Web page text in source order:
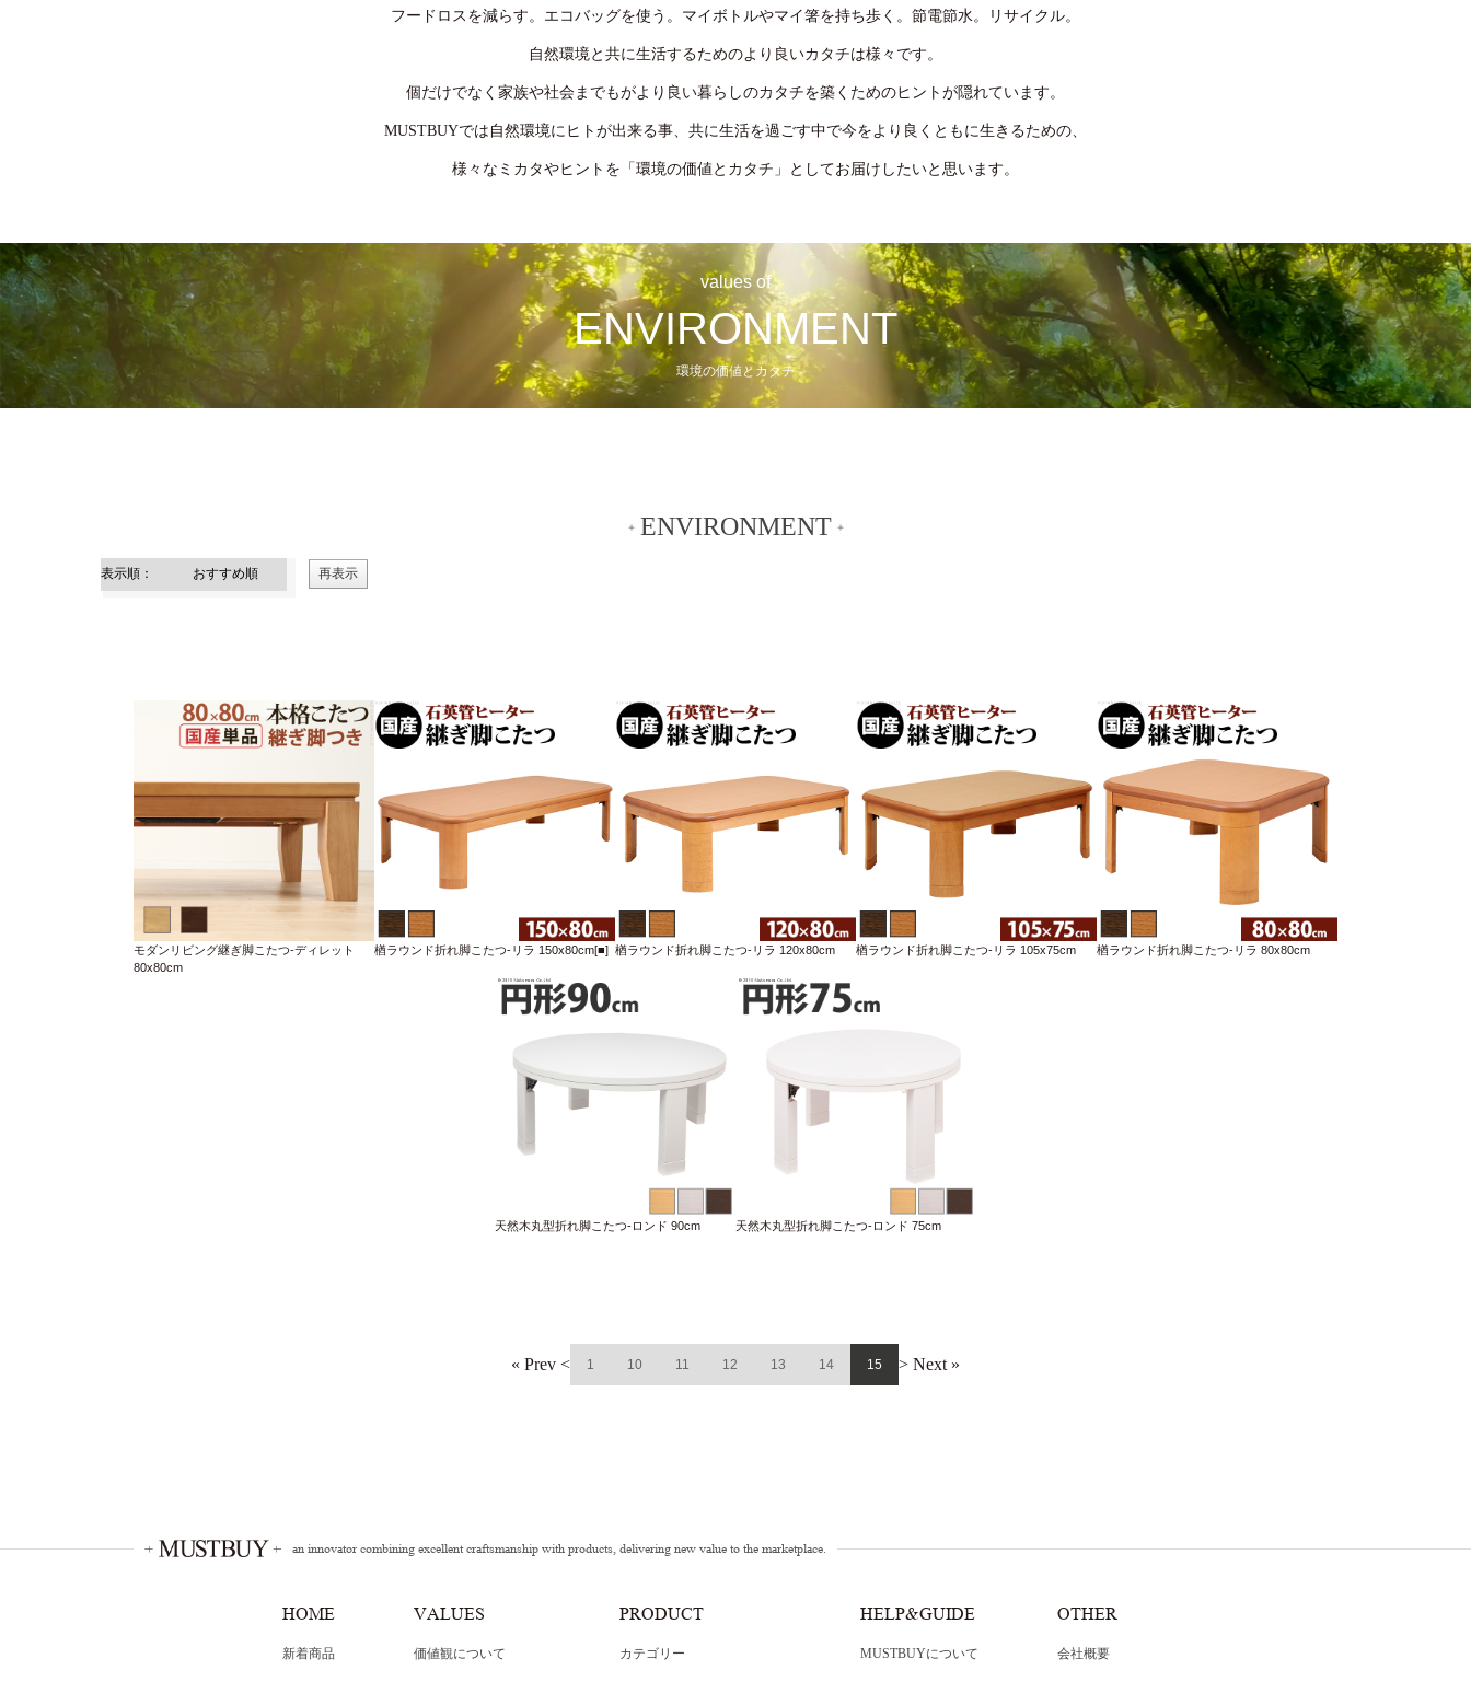
フードロスを減らす。エコバッグを使う。マイボトルやマイ箸を持ち歩く。節電節水。リサイクル。
自然環境と共に生活するためのより良いカタチは様々です。
個だけでなく家族や社会までもがより良い暮らしのカタチを築くためのヒントが隠れています。
MUSTBUYでは自然環境にヒトが出来る事、共に生活を過ごす中で今をより良くともに生きるための、
様々なミカタやヒントを「環境の価値とカタチ」としてお届けしたいと思います。
values of
ENVIRONMENT
環境の価値とカタチ
ENVIRONMENT
モダンリビング継ぎ脚こたつ-ディレット
80x80cm
楢ラウンド折れ脚こたつ-リラ 150x80cm[■] 楢ラウンド折れ脚こたつ-リラ 120x80cm 楢ラウンド折れ脚こたつ-リラ 105x75cm 楢ラウンド折れ脚こたつ-リラ 80x80cm
天然木丸型折れ脚こたつ-ロンド 90cm 天然木丸型折れ脚こたつ-ロンド 75cm
« Prev < 1 10 11 12 13 14 15 > Next »
an innovator combining excellent craftsmanship with products, delivering new value to the marketplace.
HOME
新着商品
VALUES
価値観について
PRODUCT
カテゴリー
HELP&GUIDE
MUSTBUYについて
OTHER
会社概要